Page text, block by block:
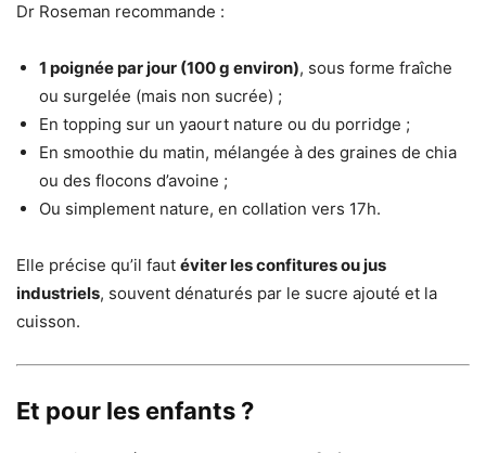
Dr Roseman recommande :
1 poignée par jour (100 g environ), sous forme fraîche
ou surgelée (mais non sucrée) ;
En topping sur un yaourt nature ou du porridge ;
En smoothie du matin, mélangée à des graines de chia
ou des flocons d’avoine ;
Ou simplement nature, en collation vers 17h.
Elle précise qu’il faut éviter les confitures ou jus
industriels, souvent dénaturés par le sucre ajouté et la
cuisson.
Et pour les enfants ?